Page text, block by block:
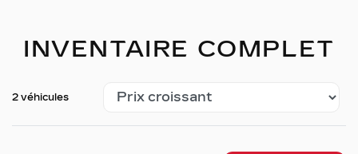
INVENTAIRE COMPLET
2 véhicules